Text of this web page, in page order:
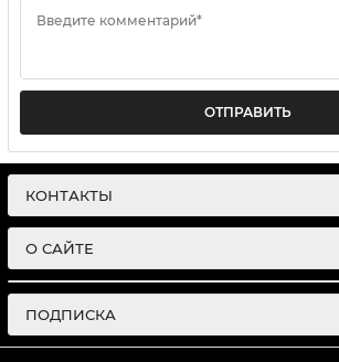
Введите комментарий*
ОТПРАВИТЬ
КОНТАКТЫ
О САЙТЕ
ПОДПИСКА